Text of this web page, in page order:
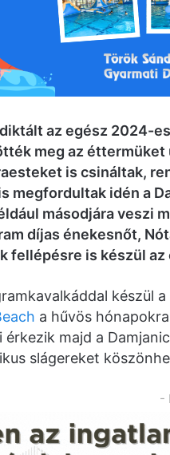
az egész 2024-
meg az éttermüket
is csináltak,
megfordultak idén a
másodjára veszi
díjas énekesnőt,
fellépésre is készül
készül
a hűvös
érkezik majd a
slágereket
-